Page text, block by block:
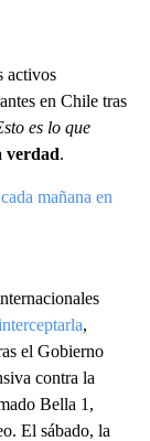
activos
en Chile tras
es lo que
verdad.
mañana en
,
el Gobierno
contra la
Bella 1,
El sábado, la